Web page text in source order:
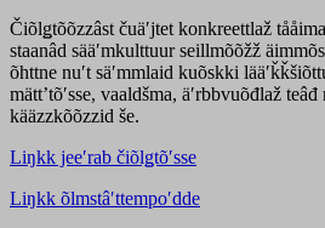
Čiõlǥtõõzzâst čuäʹjtet konkreettlaž
staanâd sääʹmkulttuur seillmõõžž
õhttne nuʹt säʹmmlaid kuõskki
mättʼtõʹsse, vaaldšma, äʹrbbvuõđlaž
kääzzkõõzzid še.
Liŋkk jeeʹrab čiõlǥtõʹsse
Liŋkk õlmstâʹttempoʹdde